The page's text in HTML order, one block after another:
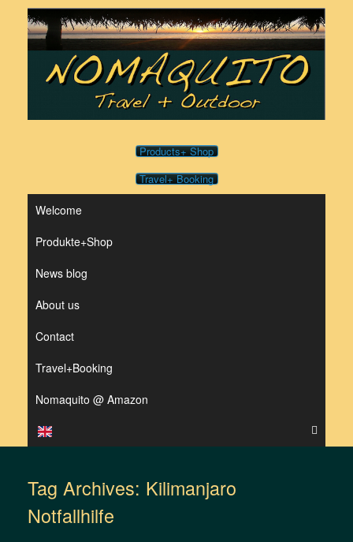
content
Products+ Shop
Travel+ Booking
Welcome
Produkte+Shop
News blog
About us
Contact
Travel+Booking
Nomaquito @ Amazon
Tag Archives: Kilimanjaro
Notfallhilfe